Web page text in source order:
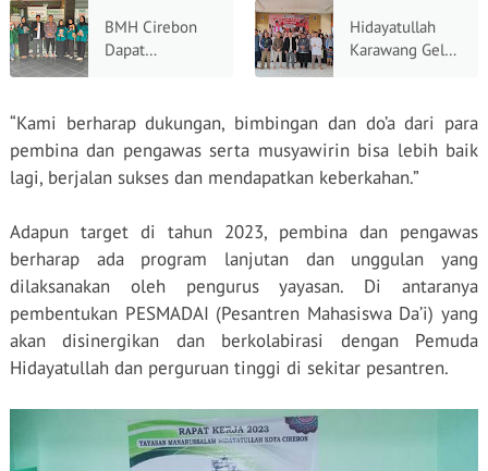
Cirebon Gelar
Doa dan
Lauching
BMH Cirebon
Dapat
Mahasiswa UIN
Siber Syekh
Nurjati: Perkuat
Literasi Zakat
Syariah
Hidayatullah
Karawang Gelar
Mewujudkan
Generasi Qurani
“Kami berharap dukungan, bimbingan dan do’a dari para
pembina dan pengawas serta musyawirin bisa lebih baik
lagi, berjalan sukses dan mendapatkan keberkahan.”
Adapun target di tahun 2023, pembina dan pengawas
berharap ada program lanjutan dan unggulan yang
dilaksanakan oleh pengurus yayasan. Di antaranya
pembentukan PESMADAI (Pesantren Mahasiswa Da’i) yang
akan disinergikan dan berkolabirasi dengan Pemuda
Hidayatullah dan perguruan tinggi di sekitar pesantren.